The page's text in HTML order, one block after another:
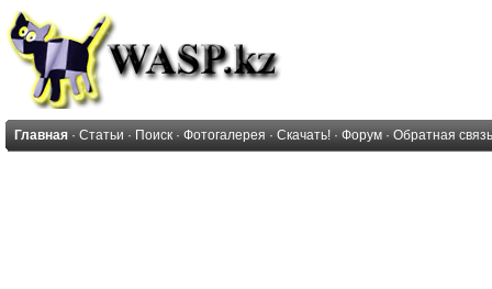
Главная · Статьи · Поиск · Фотогалерея · Скачать! · Форум · Обратная связь